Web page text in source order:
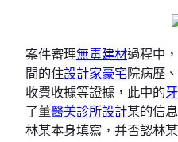
案件審理無毒建材過程中
間的住設計家豪宅院病歷
收費收據等證據，此中的
了董醫美診所設計某的信
林某本身填寫，并否認林